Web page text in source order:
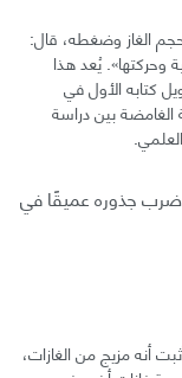
الغاز وضغطه، قال:
وحركتها». يُعد هذا
الذرية. سنة 1661 كتب بويل كتابه الأول في
الغامضة بين دراسة
ضرب جذوره عميقًا في
أنه مزيج من الغازات،